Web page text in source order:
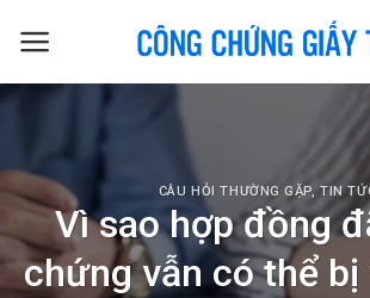
CÂU HỎI THƯỜNG GẶP,TIN
Vì sao hợp đồng
chứng vẫn có thể bị